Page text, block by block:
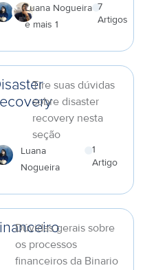
Luana Nogueira
e mais 1
7
Artigos
Tire suas dúvidas
sobre disaster
recovery nesta
seção
Luana
Nogueira
1
Artigo
Dúvidas gerais sobre
os processos
financeiros da Binario